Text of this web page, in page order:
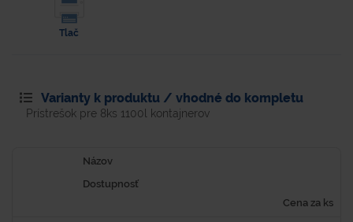
Tlač
Varianty k produktu / vhodné do kompletu
Prístrešok pre 8ks 1100l kontajnerov
Názov
Dostupnosť
Cena za ks